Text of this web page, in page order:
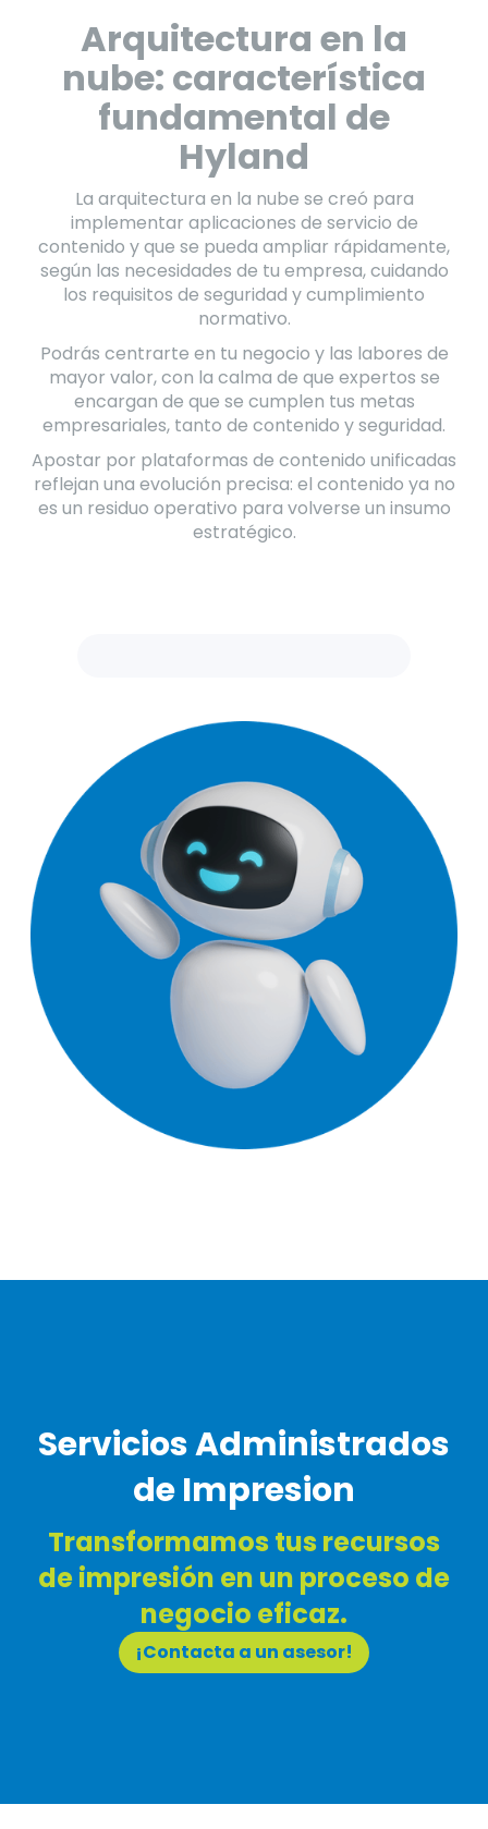
Arquitectura en la
nube: característica
fundamental de
Hyland
La arquitectura en la nube se creó para
implementar aplicaciones de servicio de
contenido y que se pueda ampliar rápidamente,
según las necesidades de tu empresa, cuidando
los requisitos de seguridad y cumplimiento
normativo.
Podrás centrarte en tu negocio y las labores de
mayor valor, con la calma de que expertos se
encargan de que se cumplen tus metas
empresariales, tanto de contenido y seguridad.
Apostar por plataformas de contenido unificadas
reflejan una evolución precisa: el contenido ya no
es un residuo operativo para volverse un insumo
estratégico.
Servicios Administrados
de Impresion
Transformamos tus recursos
de impresión en un proceso de
negocio eficaz.
¡Contacta a un asesor!